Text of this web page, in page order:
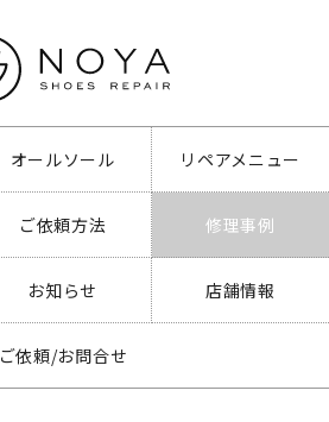
オールソール リペアメニュー
ご依頼方法 修理事例
お知らせ 店舗情報
ご依頼/お問合せ